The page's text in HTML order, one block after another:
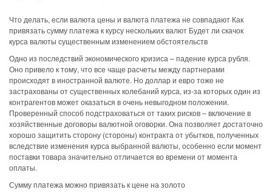
Что делать, если валюта цены и валюта платежа не совпадают Как
привязать сумму платежа к курсу нескольких валют Будет ли скачок
курса валюты существенным изменением обстоятельств
Одно из последствий экономического кризиса – падение курса рубля.
Оно привело к тому, что все чаще расчеты между партнерами
происходят в иностранной валюте. Но доллар и евро тоже не
застрахованы от существенных колебаний курса, из-за которых один из
контрагентов может оказаться в очень невыгодном положении.
Проверенный способ подстраховаться от таких рисков – включение в
хозяйственные договоры валютной оговорки. Она позволяет достаточно
хорошо защитить сторону (стороны) контракта от убытков, полученных
вследствие изменения курса выбранной валюты, особенно если момент
поставки товара значительно отличается во времени от момента
оплаты.
Сумму платежа можно привязать к цене на золото